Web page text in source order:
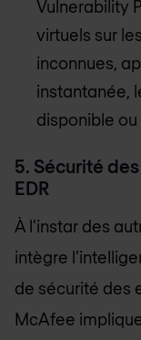
Vulnerability
virtuels sur
inconnues,
instantanée,
disponible
5. Sécurité
EDR
À l'instar des
intègre
de sécurité des
McAfee